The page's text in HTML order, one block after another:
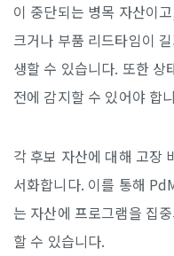
이 중단되는 병목 자산이
크거나 부품 리드타임이
생할 수 있습니다. 또한 상
전에 감지할 수 있어야 합
각 후보 자산에 대해 고장
서화합니다. 이를 통해
는 자산에 프로그램을 집
할 수 있습니다.